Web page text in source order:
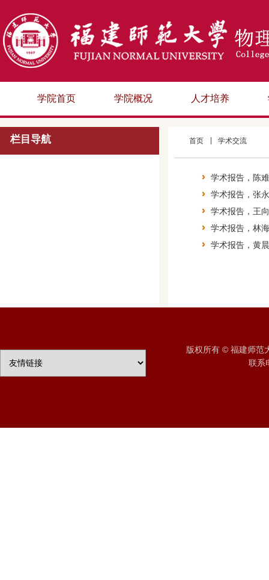
学院首页 学院概况 人才培养
首页 学术交流
学术报告，陈
学术报告，张
学术报告，王
学术报告，林
学术报告，黄
栏目导航
版权所有 © 福建师范
联系